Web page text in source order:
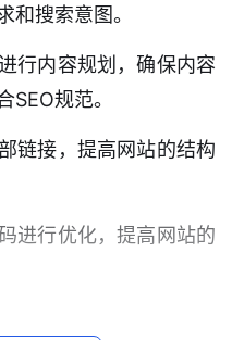
和搜索意图。
行内容规划，确保内容
SEO规范。
链接，提高网站的结构
进行优化，提高网站的